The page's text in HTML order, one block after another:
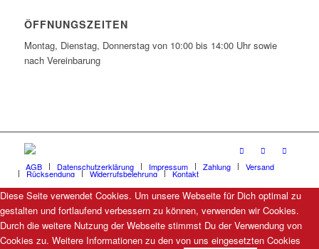
ÖFFNUNGSZEITEN
Montag, Dienstag, Donnerstag von 10:00 bis 14:00 Uhr sowie
nach Vereinbarung
AGB Datenschutzerklärung Impressum Zahlung Versand
Rücksendung Widerrufsbelehrung Kontakt
Diese Seite verwendet Cookies. Um unsere Webseite für Dich optimal zu
gestalten und fortlaufend verbessern zu können, verwenden wir Cookies.
Durch die weitere Nutzung der Webseite stimmst Du der Verwendung von
Cookies zu. Weitere Informationen zu den von uns eingesetzten Cookies